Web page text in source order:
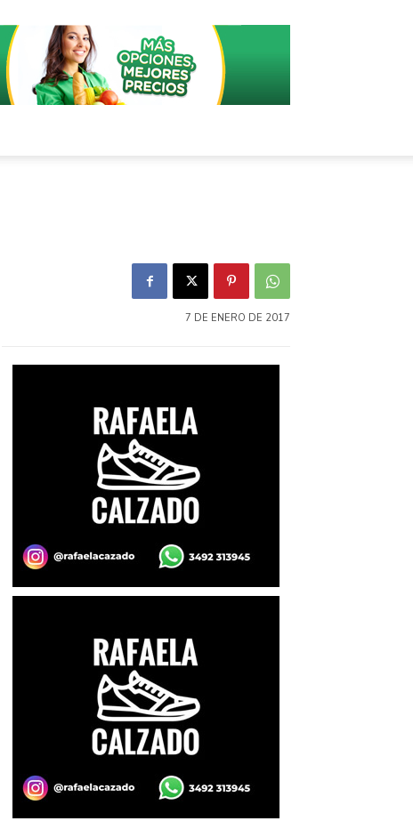
7 DE ENERO DE 2017